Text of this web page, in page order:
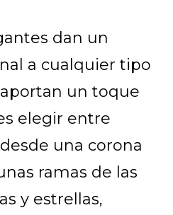
dan un
a cualquier tipo
un toque
elegir entre
una corona
ramas de las
y estrellas,